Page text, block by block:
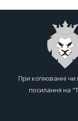
При копіюванні чи
посилання на